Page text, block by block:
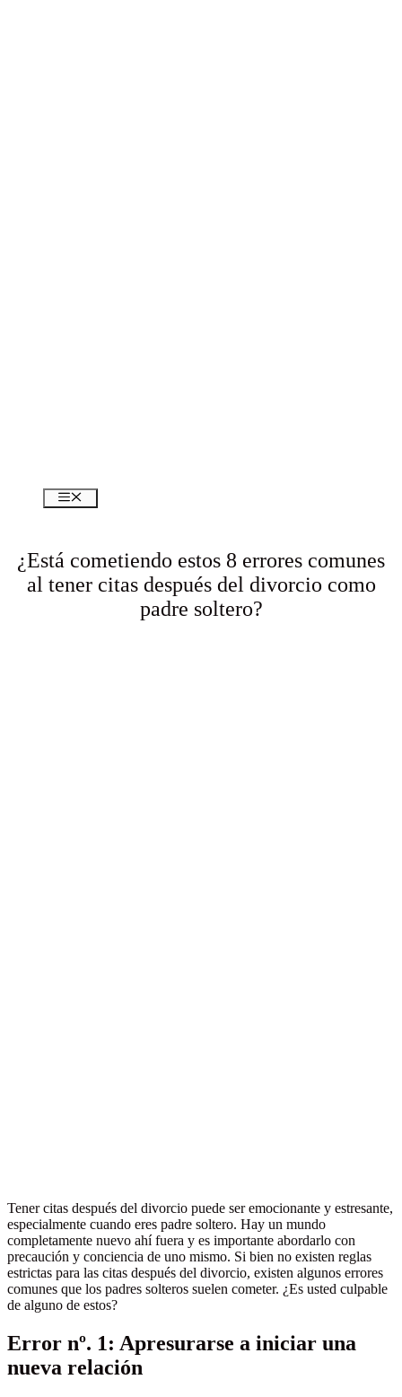
Menú
¿Está cometiendo estos 8 errores comunes
al tener citas después del divorcio como
padre soltero?
Tener citas después del divorcio puede ser emocionante y estresante,
especialmente cuando eres padre soltero. Hay un mundo
completamente nuevo ahí fuera y es importante abordarlo con
precaución y conciencia de uno mismo. Si bien no existen reglas
estrictas para las citas después del divorcio, existen algunos errores
comunes que los padres solteros suelen cometer. ¿Es usted culpable
de alguno de estos?
Error nº. 1: Apresurarse a iniciar una
nueva relación